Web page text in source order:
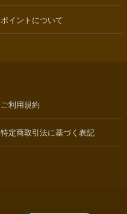
ポイントについて
ご利用規約
特定商取引法に基づく表記